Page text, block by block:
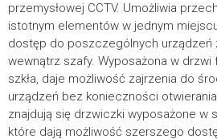
przemysłowej CCTV. Umożliwia
istotnym elementów w jednym
dostęp do poszczególnych urządzeń
wewnątrz szafy. Wyposażona w
szkła, daje możliwość zajrzenia do
urządzeń bez konieczności
znajdują się drzwiczki wyposażone w
które dają możliwość szerszego
Szafy wiszące – Certyfikat CE
POBIERZ
Karty katalogowe
TELEFON KONTAKTOWY